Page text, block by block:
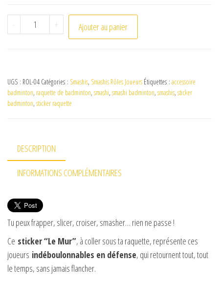
- quantité de Le mur
+ Ajouter au panier
UGS : ROL-04 Catégories : Smashis, Smashis Rôles Joueurs Étiquettes : accessoire
badminton, raquette de badminton, smashi, smashi badminton, smashis, sticker
badminton, sticker raquette
DESCRIPTION
INFORMATIONS COMPLÉMENTAIRES
Tu peux frapper, slicer, croiser, smasher… rien ne passe !
Ce sticker “Le Mur”, à coller sous ta raquette, représente ces
joueurs indéboulonnables en défense, qui retournent tout, tout
le temps, sans jamais flancher.